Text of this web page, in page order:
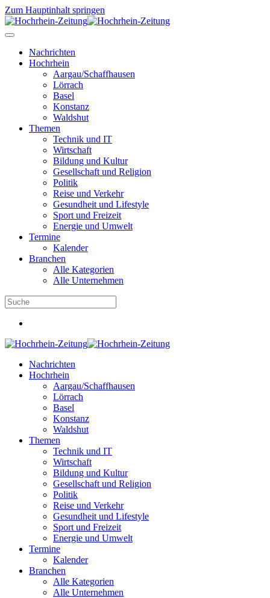
Zum Hauptinhalt springen
Nachrichten
Hochrhein
Aargau/Schaffhausen
Lörrach
Basel
Konstanz
Waldshut
Themen
Technik und IT
Wirtschaft
Bildung und Kultur
Gesellschaft und Religion
Politik
Reise und Verkehr
Gesundheit und Lifestyle
Sport und Freizeit
Energie und Umwelt
Termine
Kalender
Branchen
Alle Kategorien
Alle Unternehmen
Nachrichten
Hochrhein
Aargau/Schaffhausen
Lörrach
Basel
Konstanz
Waldshut
Themen
Technik und IT
Wirtschaft
Bildung und Kultur
Gesellschaft und Religion
Politik
Reise und Verkehr
Gesundheit und Lifestyle
Sport und Freizeit
Energie und Umwelt
Termine
Kalender
Branchen
Alle Kategorien
Alle Unternehmen